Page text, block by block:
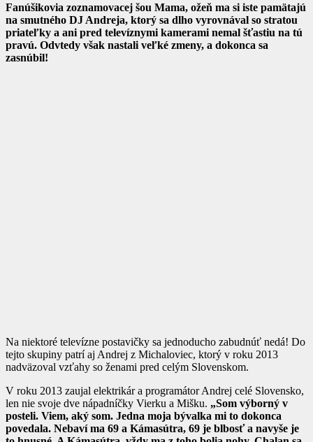
Fanúšikovia zoznamovacej šou Mama, ožeň ma si iste pamätajú
na smutného DJ Andreja, ktorý sa dlho vyrovnával so stratou
priateľky a ani pred televíznymi kamerami nemal šťastiu na tú
pravú. Odvtedy však nastali veľké zmeny, a dokonca sa
zasnúbil!
Na niektoré televízne postavičky sa jednoducho zabudnúť nedá! Do
tejto skupiny patrí aj Andrej z Michaloviec, ktorý v roku 2013
nadväzoval vzťahy so ženami pred celým Slovenskom.
V roku 2013 zaujal elektrikár a programátor Andrej celé Slovensko,
len nie svoje dve nápadníčky Vierku a Mišku. „Som výborný v
posteli. Viem, aký som. Jedna moja bývalka mi to dokonca
povedala. Nebaví ma 69 a Kámasútra, 69 je blbosť a navyše je